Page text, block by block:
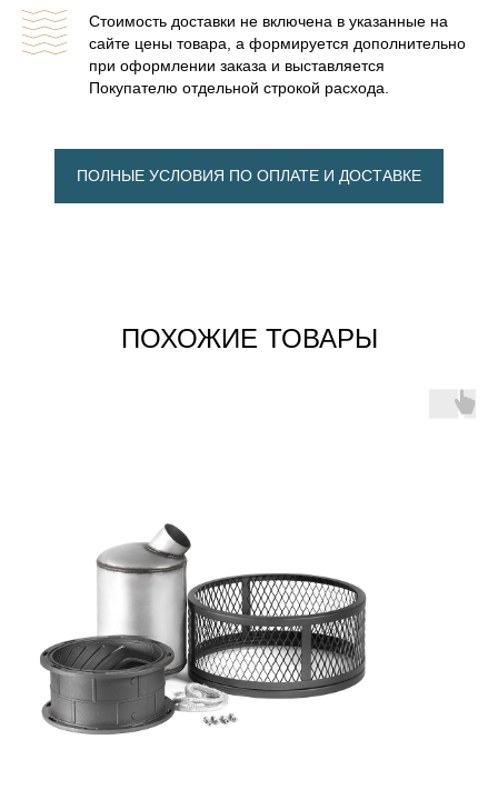
Стоимость доставки не включена в указанные на
сайте цены товара, а формируется дополнительно
при оформлении заказа и выставляется
Покупателю отдельной строкой расхода.
ПОЛНЫЕ УСЛОВИЯ ПО ОПЛАТЕ И ДОСТАВКЕ
ПОХОЖИЕ ТОВАРЫ
БАННЫЕ ПЕЧИ В СЕТКЕ
БАННЫЕ ПЕЧИ С
КОМБИ ОБЛИЦОВКОЙ